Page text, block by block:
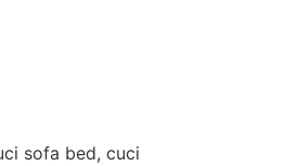
sofa bed, cuci